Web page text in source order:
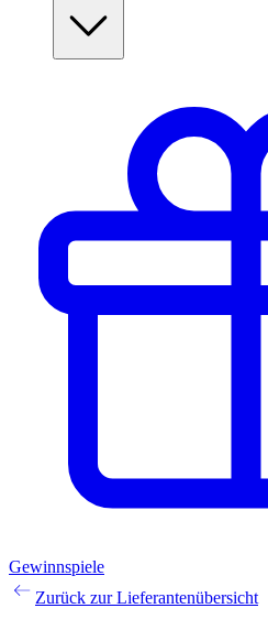
Gewinnspiele
Zurück zur Lieferantenübersicht